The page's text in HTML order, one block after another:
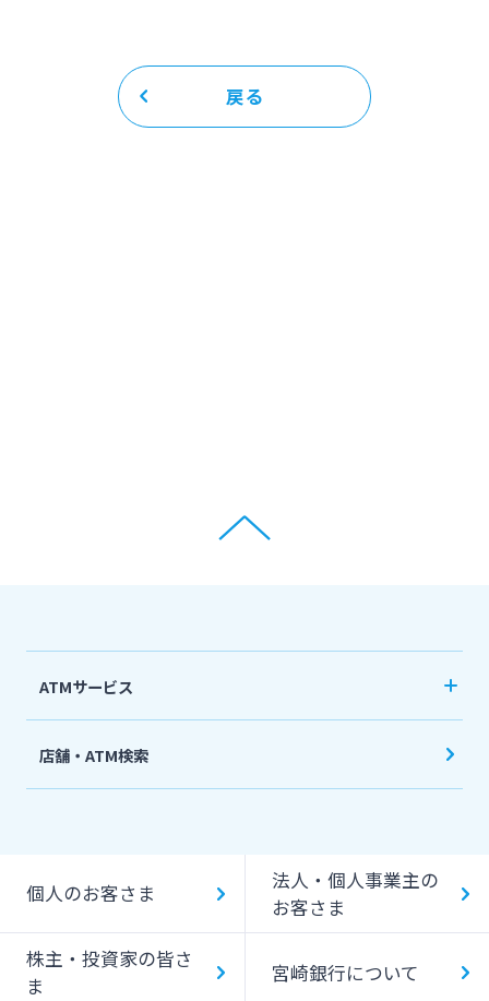
戻る
ATMサービス
機能一覧
キャッシング提携先
一日あたりのご利用限度額
ATM Operation Guide
店舗・ATM検索
個人のお客さま
法人・個人事業主の
お客さま
株主・投資家の皆さ
ま
宮崎銀行について